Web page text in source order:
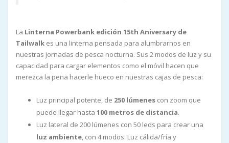
La Linterna Powerbank edición 15th Aniversary de
Tailwalk es una linterna pensada para alumbrarnos en
nuestras jornadas de pesca nocturna. Sus 2 modos de luz y su
capacidad para cargar elementos como el móvil hacen que
merezca la pena hacerle hueco en nuestras cajas de pesca:
Luz principal potente, de 250 lúmenes con zoom que
puede llegar hasta 100 metros de distancia.
Luz lateral de 200 lúmenes con 50 leds para crear una
luz ambiente, con 4 modos: Luz cálida/fría y